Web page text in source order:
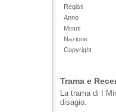
Registi
Anno
Minuti
Nazione
Copyright
Trama e
La trama di I
disagio.